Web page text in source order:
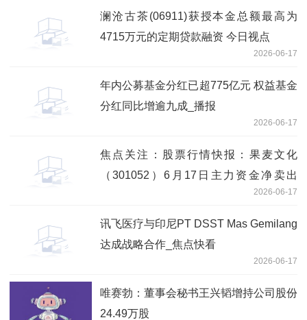
澜沧古茶(06911)获授本金总额最高为
4715万元的定期贷款融资 今日视点
2026-06-17
年内公募基金分红已超775亿元 权益基金
分红同比增逾九成_播报
2026-06-17
焦点关注：股票行情快报：果麦文化
（301052）6月17日主力资金净卖出
2026-06-17
讯飞医疗与印尼PT DSST Mas Gemilang
达成战略合作_焦点快看
2026-06-17
唯赛勃：董事会秘书王兴韬增持公司股份
24.49万股